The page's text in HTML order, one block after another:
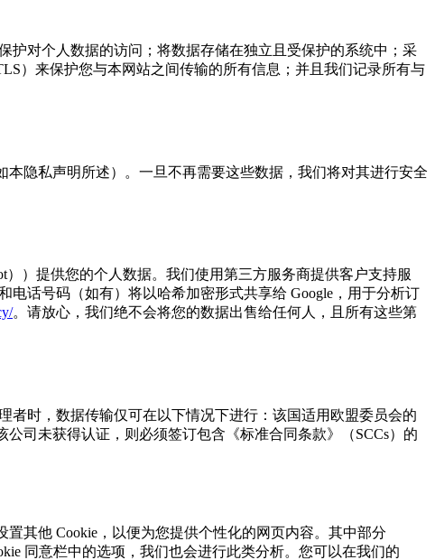
护对个人数据的访问；将数据存储在独立且受保护的系统中；采
）来保护您与本网站之间传输的所有信息；并且我们记录所有与
隐私声明所述）。一旦不再需要这些数据，我们将对其进行安全
）提供您的个人数据。我们使用第三方服务商提供客户支持服
话号码（如有）将以哈希加密形式共享给 Google，用于分析订
。请放心，我们绝不会将您的数据出售给任何人，且所有这些第
者时，数据传输仅可在以下情况下进行：该国适用欧盟委员会的
司未获得认证，则必须签订包含《标准合同条款》（SCCs）的
其他 Cookie，以便为您提供个性化的网页内容。其中部分
同意栏中的选项，我们也会进行此类分析。您可以在我们的